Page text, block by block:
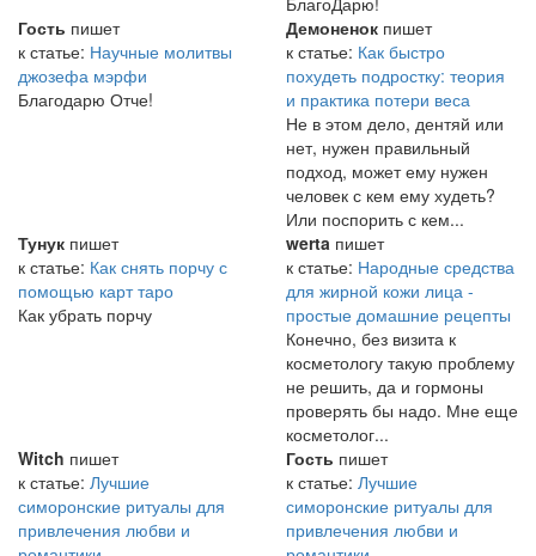
Гость пишет
к статье: Научные молитвы
джозефа мэрфи
Благодарю Отче!
Демоненок пишет
к статье: Как быстро
похудеть подростку: теория
и практика потери веса
Не в этом дело, дентяй или
нет, нужен правильный
подход, может ему нужен
человек с кем ему худеть?
Или поспорить с кем...
Тунук пишет
к статье: Как снять порчу с
помощью карт таро
Как убрать порчу
werta пишет
к статье: Народные средства
для жирной кожи лица -
простые домашние рецепты
Конечно, без визита к
косметологу такую проблему
не решить, да и гормоны
проверять бы надо. Мне еще
косметолог...
Witch пишет
к статье: Лучшие
симоронские ритуалы для
привлечения любви и
Гость пишет
к статье: Лучшие
симоронские ритуалы для
привлечения любви и